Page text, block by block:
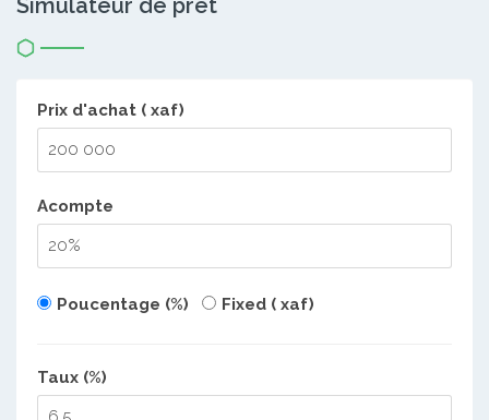
Prix d'achat ( xaf)
Acompte
Poucentage (%) Fixed ( xaf)
Taux (%)